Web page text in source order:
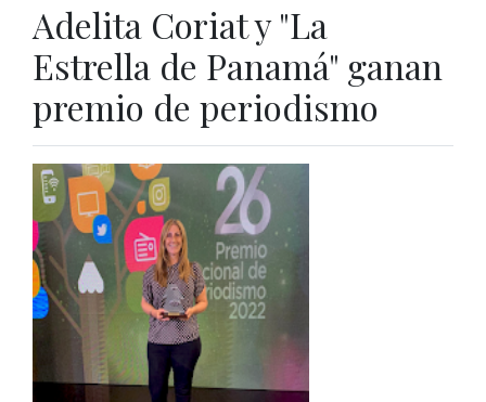
Adelita Coriat y "La
Estrella de Panamá" ganan
premio de periodismo